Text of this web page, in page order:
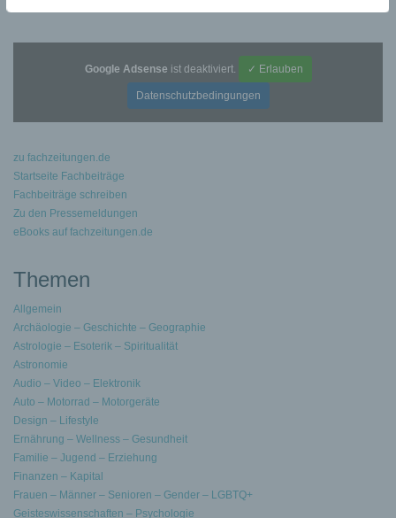
Google Adsense ist deaktiviert. ✓ Erlauben
Datenschutzbedingungen
zu fachzeitungen.de
Startseite Fachbeiträge
Fachbeiträge schreiben
Zu den Pressemeldungen
eBooks auf fachzeitungen.de
Themen
Allgemein
Archäologie – Geschichte – Geographie
Astrologie – Esoterik – Spiritualität
Astronomie
Audio – Video – Elektronik
Auto – Motorrad – Motorgeräte
Design – Lifestyle
Ernährung – Wellness – Gesundheit
Familie – Jugend – Erziehung
Finanzen – Kapital
Frauen – Männer – Senioren – Gender – LGBTQ+
Geisteswissenschaften – Psychologie